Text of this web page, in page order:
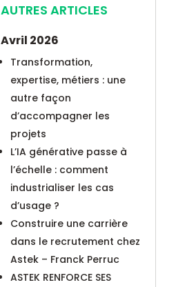
AUTRES ARTICLES
Avril 2026
Transformation,
expertise, métiers : une
autre façon
d’accompagner les
projets
L’IA générative passe à
l’échelle : comment
industrialiser les cas
d’usage ?
Construire une carrière
dans le recrutement chez
Astek – Franck Perruc
ASTEK RENFORCE SES